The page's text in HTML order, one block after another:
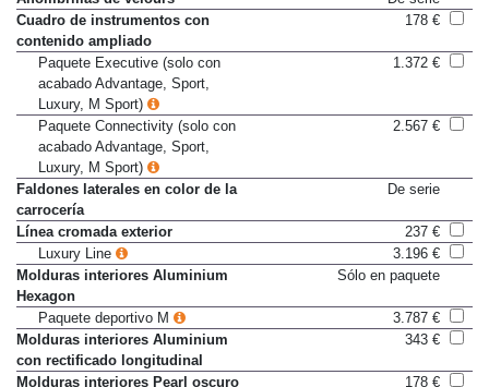
Alfombrillas de velours
De serie
Cuadro de instrumentos con
contenido ampliado
Paquete Executive (solo con
acabado Advantage, Sport,
Luxury, M Sport)
Paquete Connectivity (solo con
acabado Advantage, Sport,
Luxury, M Sport)
Faldones laterales en color de la
carrocería
Línea cromada exterior
237 €
Luxury Line
3.196 €
Molduras interiores Aluminium
Hexagon
Paquete deportivo M
3.787 €
Molduras interiores Aluminium
con rectificado longitudinal